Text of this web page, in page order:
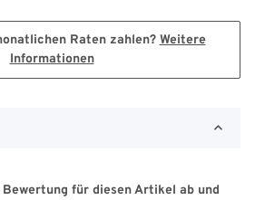
Raten zahlen? Weitere
Informationen
für diesen Artikel ab und